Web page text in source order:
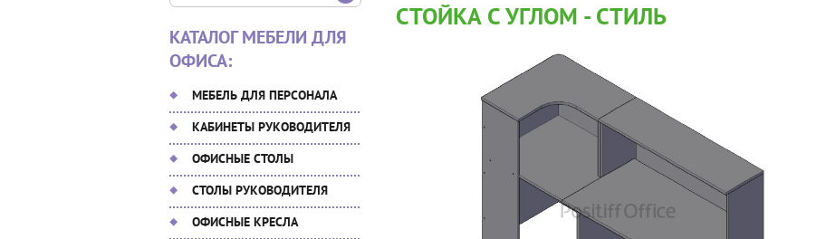
КАТАЛОГ МЕБЕЛИ ДЛЯ
ОФИСА:
МЕБЕЛЬ ДЛЯ ПЕРСОНАЛА
КАБИНЕТЫ РУКОВОДИТЕЛЯ
ОФИСНЫЕ СТОЛЫ
СТОЛЫ РУКОВОДИТЕЛЯ
ОФИСНЫЕ КРЕСЛА
СТОЙКА С УГЛОМ - СТИЛЬ